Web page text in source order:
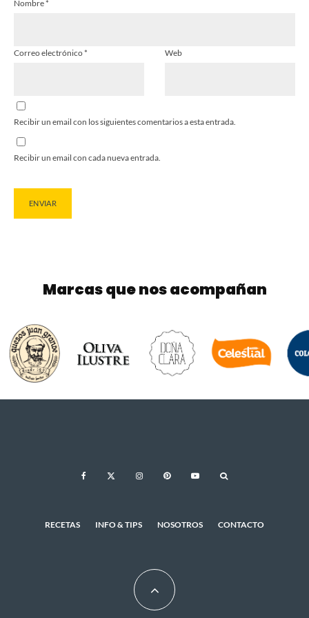
Nombre*
Correo electrónico* Web
Recibir un email con los siguientes comentarios a esta entrada.
Recibir un email con cada nueva entrada.
Marcas que nos acompañan
RECETAS INFO & TIPS NOSOTROS CONTACTO